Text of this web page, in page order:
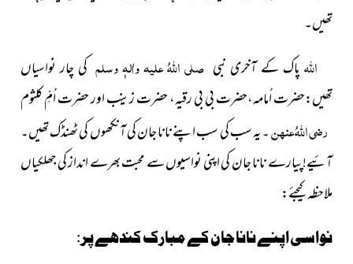
تھیں۔
اللہپاک کے آخری نبی صلی اللہُ علیہ واٰلہٖ وسلم کی چار نواسیاں
تھیں:حضرت اُمامہ،حضرت بی بی رقیہ، حضرت زینب اور حضرت اُمِّ کلثوم
رضی اللہُ عنہن۔یہ سب کی سب اپنے نانا جان کی آنکھوں کی ٹھنڈک تھیں۔
آئیے!پیارے نانا جان کی اپنی نواسیوں سے محبت بھرے انداز کی جھلکیاں
ملاحظہ کیجئے:
نواسی اپنے نانا جان کے مبارک کندھے پر: